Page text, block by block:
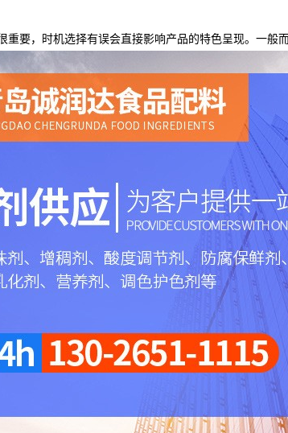
要，时机选择有误会直接影响产品的特色呈现。一般